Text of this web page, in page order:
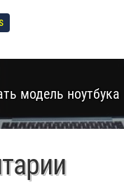
модель ноутбука